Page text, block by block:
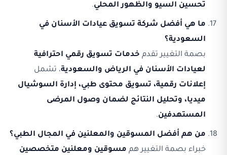
تحسين السيو والظهور المحلي.
ما هي أفضل شركة تسويق عيادات الأسنان في
السعودية؟
بصمة التغيير تقدمخدمات تسويق رقمي احترافية
لعيادات الأسنان في الرياض والسعودية، تشمل
إعلانات رقمية، تسويق محتوى طبي، إدارة السوشيال
ميديا، وتحليل النتائج لضمان وصول المرضى
المستهدفين.
من هم أفضل المسوقين والمعلنين في المجال الطبي؟
خبراء بصمة التغيير هممسوقين ومعلنين متخصصين